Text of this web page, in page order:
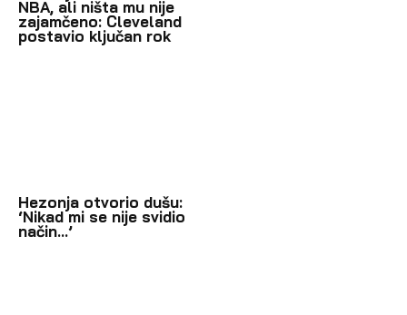
NBA, ali ništa mu nije
zajamčeno: Cleveland
postavio ključan rok
Hezonja otvorio dušu:
‘Nikad mi se nije svidio
način…’